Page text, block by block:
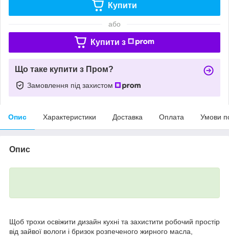
Купити
або
Купити з
Що таке купити з Пром?
Замовлення під захистом
Опис Характеристики Доставка Оплата Умови
Опис
Щоб трохи освіжити дизайн кухні та захистити робочий простір
від зайвої вологи і бризок розпеченого жирного масла,